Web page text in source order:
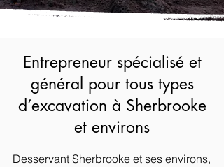
Entrepreneur spécialisé et
général pour tous types
d’excavation à Sherbrooke
et environs
Desservant Sherbrooke et ses environs,